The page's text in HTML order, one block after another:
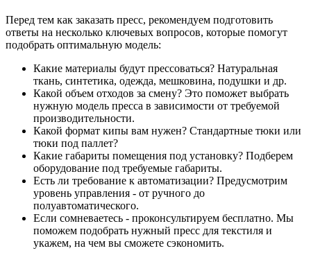
Перед тем как заказать пресс, рекомендуем подготовить
ответы на несколько ключевых вопросов, которые помогут
подобрать оптимальную модель:
Какие материалы будут прессоваться? Натуральная
ткань, синтетика, одежда, мешковина, подушки и др.
Какой объем отходов за смену? Это поможет выбрать
нужную модель пресса в зависимости от требуемой
производительности.
Какой формат кипы вам нужен? Стандартные тюки или
тюки под паллет?
Какие габариты помещения под установку? Подберем
оборудование под требуемые габариты.
Есть ли требование к автоматизации? Предусмотрим
уровень управления - от ручного до
полуавтоматического.
Если сомневаетесь - проконсультируем бесплатно. Мы
поможем подобрать нужный пресс для текстиля и
укажем, на чем вы сможете сэкономить.